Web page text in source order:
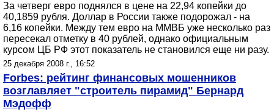
За четверг евро поднялся в цене на 22,94 копейки до
40,1859 рубля. Доллар в России также подорожал - на
6,16 копейки. Между тем евро на ММВБ уже несколько раз
пересекал отметку в 40 рублей, однако официальным
курсом ЦБ РФ этот показатель не становился еще ни разу.
25 декабря 2008 г., 16:52
Forbes: рейтинг финансовых мошенников
возглавляет "строитель пирамид" Бернард
Мэдофф